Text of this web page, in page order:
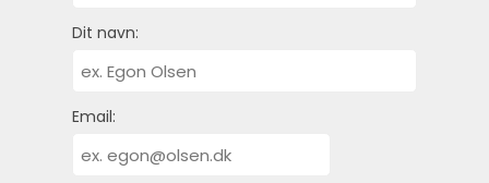
Dit navn:
Email: